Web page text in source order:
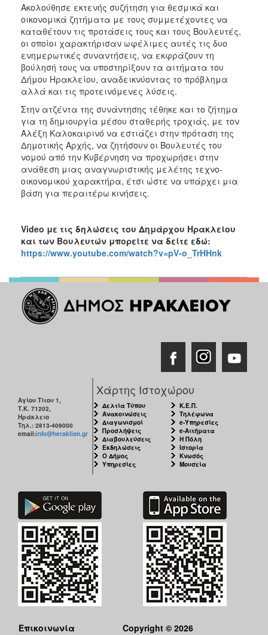
Ακολούθησε εκτενής συζήτηση για θεσμικά και
οικονομικά ζητήματα με τους συμμετέχοντες να
καταθέτουν τις προτάσεις τους και τους Βουλευτές,
οι οποίοι χαρακτήρισαν ωφέλιμες αυτές τις δυο
ενημερωτικές συναντήσεις, να εκφράζουν τη
βούλησή τους να υποστηρίξουν τα αιτήματα του
Δήμου Ηρακλείου, αναδεικνύοντας το πρόβλημα
αλλά και τις προτεινόμενες λύσεις.
Στην ατζέντα της συνάντησης τέθηκε και το ζήτημα
για τη δημιουργία μέσου σταθερής τροχιάς, με τον
Αλέξη Καλοκαιρινό να εστιάζει στην πρόταση της
Δημοτικής Αρχής, να ζητήσουν οι Βουλευτές του
νομού από την Κυβέρνηση να προχωρήσει στην
ανάθεση μιας αναγνωριστικής μελέτης τεχνο-
οικονομικού χαρακτήρα, έτσι ώστε να υπάρχει μια
βάση για περαιτέρω κινήσεις.
Video με τις δηλώσεις του Δημάρχου Ηρακλείου
και των Βουλευτών μπορείτε να δείτε εδώ:
https://www.youtube.com/watch?v=pV-o_TrHHnk
Αγίου Τίτου 1,
Τ.Κ. 71202,
Ηράκλειο
Τηλ.: 2813-409000
email:info@heraklion.gr
Χάρτης Ιστοχώρου
Δελτία Τύπου
Ανακοινώσεις
Διαγωνισμοί
Προσλήψεις
Διαβουλεύσεις
Εκδηλώσεις
Ο Δήμος
Υπηρεσίες
Κ.Ε.Π.
Τηλέφωνα
e-Υπηρεσίες
e-Αιτήματα
Η Πόλη
Ιστορία
Κνωσός
Μουσεία
Επικοινωνία Copyright © 2026